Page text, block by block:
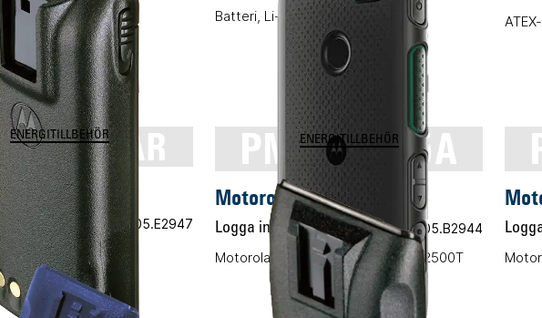
Li-ION, 1480mAh Batteri, Li-ION, 2900mAh
ENERGITILLBEHÖR
pris Vårt art.nr 05.E2947
1300mAh
PMNN4545A
ENERGITILLBEHÖR
Motorola PMNN4545A
Logga in för pris Vårt art.nr 05.B2944
Motorola Lex L11 standardbatteri 2500T